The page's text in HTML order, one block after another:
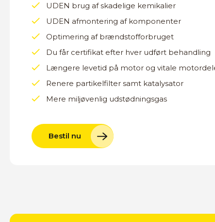
UDEN brug af skadelige kemikalier
UDEN afmontering af komponenter
Optimering af brændstofforbruget
Du får certifikat efter hver udført behandling
Længere levetid på motor og vitale
Renere partikelfilter samt katalysator
Mere miljøvenlig udstødningsgas
Bestil nu